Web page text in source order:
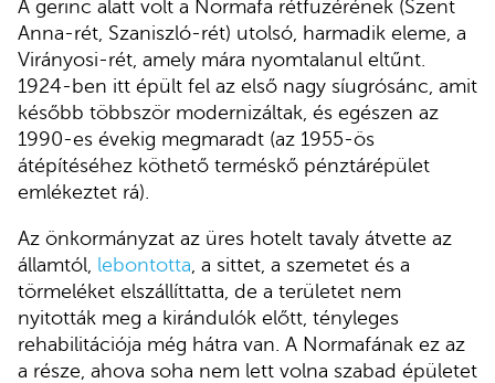
A gerinc alatt volt a Normafa rétfüzérének (Szent
Anna-rét, Szaniszló-rét) utolsó, harmadik eleme, a
Virányosi-rét, amely mára nyomtalanul eltűnt.
1924-ben itt épült fel az első nagy síugrósánc, amit
később többször modernizáltak, és egészen az
1990-es évekig megmaradt (az 1955-ös
átépítéséhez köthető terméskő pénztárépület
emlékeztet rá).
Az önkormányzat az üres hotelt tavaly átvette az
államtól, lebontotta , a sittet, a szemetet és a
törmeléket elszállíttatta, de a területet nem
nyitották meg a kirándulók előtt, tényleges
rehabilitációja még hátra van. A Normafának ez az
a része, ahova soha nem lett volna szabad épületet